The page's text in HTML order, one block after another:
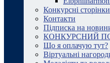
Конкурсні сторінки
Контакти
Підписка на
КОНКУРСНИЙ
Що я оплачую тут?
Віртуальні